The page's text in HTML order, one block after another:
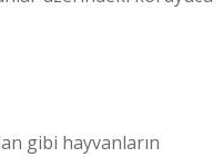
gibi hayvanların